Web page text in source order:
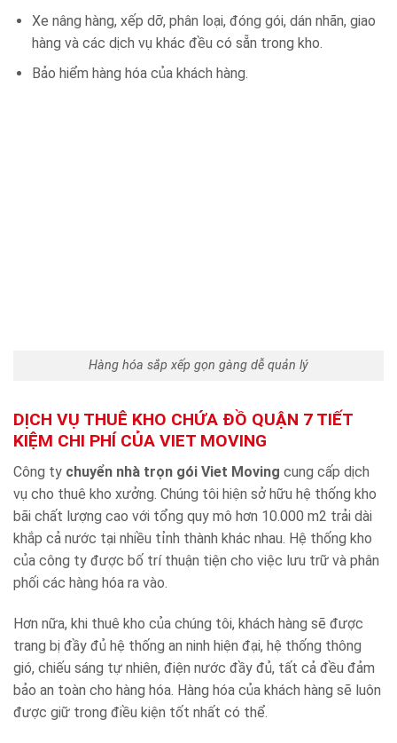
Xe nâng hàng, xếp dỡ, phân loại, đóng gói, dán nhãn, giao
hàng và các dịch vụ khác đều có sẵn trong kho.
Bảo hiểm hàng hóa của khách hàng.
Hàng hóa sắp xếp gọn gàng dễ quản lý
DỊCH VỤ THUÊ KHO CHỨA ĐỒ QUẬN 7 TIẾT
KIỆM CHI PHÍ CỦA VIET MOVING
Công ty chuyển nhà trọn gói Viet Moving cung cấp dịch
vụ cho thuê kho xưởng. Chúng tôi hiện sở hữu hệ thống kho
bãi chất lượng cao với tổng quy mô hơn 10.000 m2 trải dài
khắp cả nước tại nhiều tỉnh thành khác nhau. Hệ thống kho
của công ty được bố trí thuận tiện cho việc lưu trữ và phân
phối các hàng hóa ra vào.
Hơn nữa, khi thuê kho của chúng tôi, khách hàng sẽ được
trang bị đầy đủ hệ thống an ninh hiện đại, hệ thống thông
gió, chiếu sáng tự nhiên, điện nước đầy đủ, tất cả đều đảm
bảo an toàn cho hàng hóa. Hàng hóa của khách hàng sẽ luôn
được giữ trong điều kiện tốt nhất có thể.